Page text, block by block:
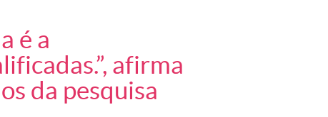
é a
afirma
da pesquisa